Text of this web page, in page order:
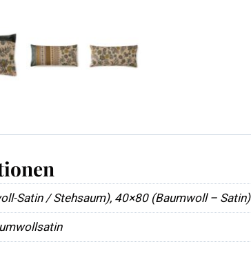
Satin / Stehsaum), 40×80 (Baumwoll – Satin)